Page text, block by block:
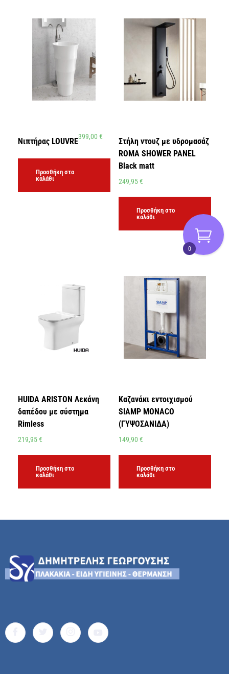
Νιπτήρας LOUVRE399,00 €
Προσθήκη στο
καλάθι
Στήλη ντουζ με υδρομασάζ
ROMA SHOWER PANEL
Black matt
249,95€
Προσθήκη στο
καλάθι
HUIDA ARISTON Λεκάνη
δαπέδου με σύστημα
Rimless
219,95€
Προσθήκη στο
καλάθι
Καζανάκι εντοιχισμού
SIAMP MONACO
(ΓΥΨΟΣΑΝΙΔΑ)
149,90 €
Προσθήκη στο
καλάθι
0